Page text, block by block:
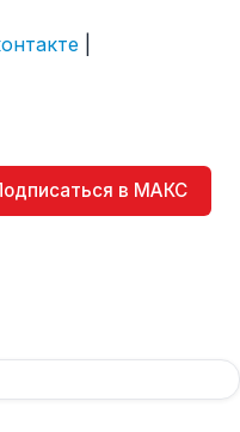
в МАКС